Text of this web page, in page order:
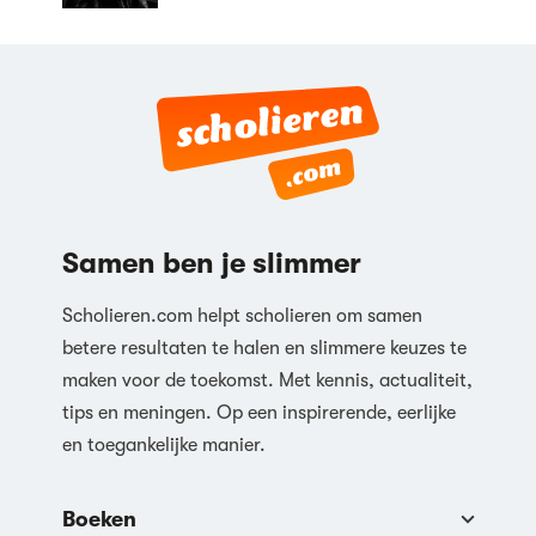
Samen ben je slimmer
Scholieren.com helpt scholieren om samen
betere resultaten te halen en slimmere keuzes te
maken voor de toekomst. Met kennis, actualiteit,
tips en meningen. Op een inspirerende, eerlijke
en toegankelijke manier.
Boeken